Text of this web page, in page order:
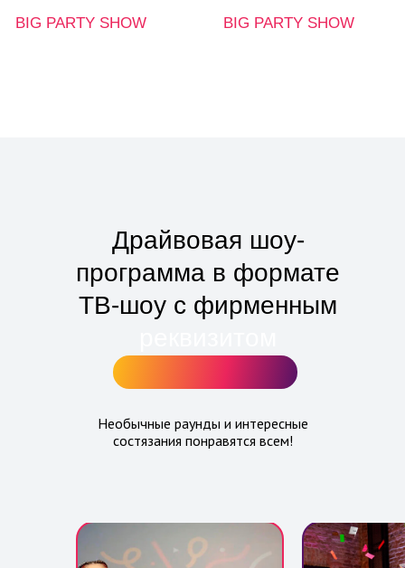
BIG PARTY SHOW BIG PARTY SHOW
Драйвовая шоу-
программа в формате
ТВ-шоу с фирменным
Необычные раунды и интересные
состязания понравятся всем!